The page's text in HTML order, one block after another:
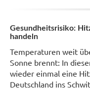
Gesundheitsrisiko:
handeln
Temperaturen weit
Sonne brennt: In
wieder einmal eine
Deutschland ins